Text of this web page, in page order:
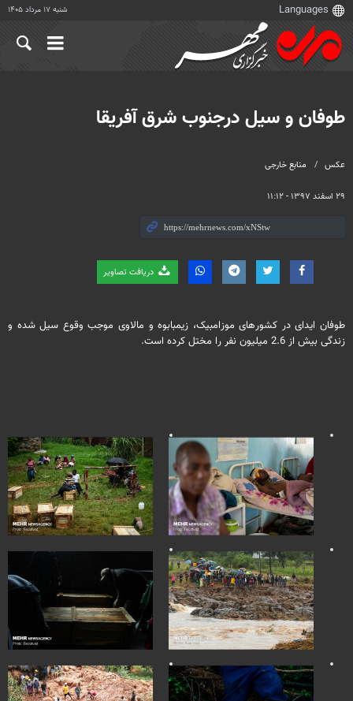
شنبه ۱۷ مرداد ۱۴۰۵
عکس منابع خارجی
۲۹ اسفند ۱۳۹۷ - ۱۱:۱۲
دریافت تصاویر
طوفان و سیل درجنوب شرق آفریقا‎
طوفان ایدای در کشورهای موزامبیک، زیمبابوه و مالاوی موجب وقوع سیل شده و
زندگی بیش از 2.6 میلیون نفر را مختل کرده است.